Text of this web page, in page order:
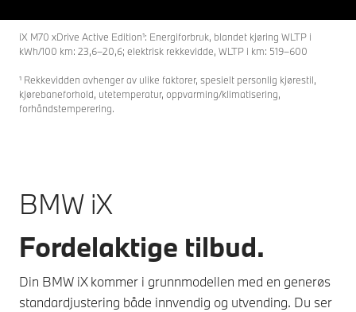
iX M70 xDrive Active Edition¹: Energiforbruk, blandet kjøring WLTP i
kWh/100 km: 23,6–20,6; elektrisk rekkevidde, WLTP i km: 519–600
¹ Rekkevidden avhenger av ulike faktorer, spesielt personlig kjørestil,
kjørebaneforhold, utetemperatur, oppvarming/klimatisering,
forhåndstemperering.
BMW iX
Fordelaktige tilbud.
Din BMW iX kommer i grunnmodellen med en generøs
standardjustering både innvendig og utvending. Du ser